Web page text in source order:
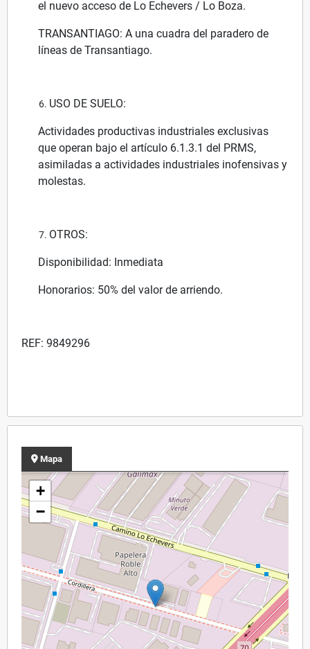
el nuevo acceso de Lo Echevers / Lo Boza.
TRANSANTIAGO: A una cuadra del paradero de
líneas de Transantiago.
USO DE SUELO:
Actividades productivas industriales exclusivas
que operan bajo el artículo 6.1.3.1 del PRMS,
asimiladas a actividades industriales inofensivas y
molestas.
OTROS:
Disponibilidad: Inmediata
Honorarios: 50% del valor de arriendo.
REF: 9849296
Mapa
+
−